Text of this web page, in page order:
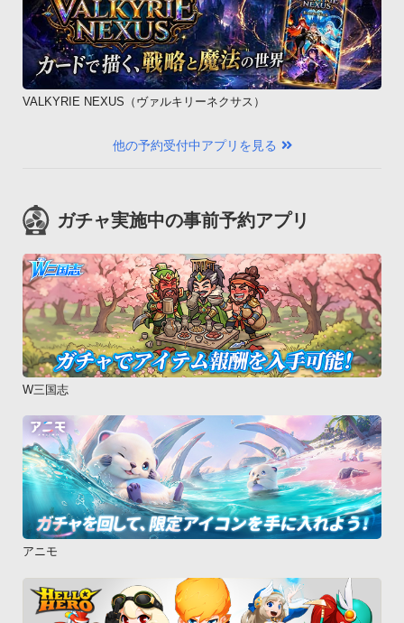
VALKYRIE NEXUS（ヴァルキリーネクサス）
他の予約受付中アプリを見る
ガチャ実施中の事前予約アプリ
W三国志
アニモ